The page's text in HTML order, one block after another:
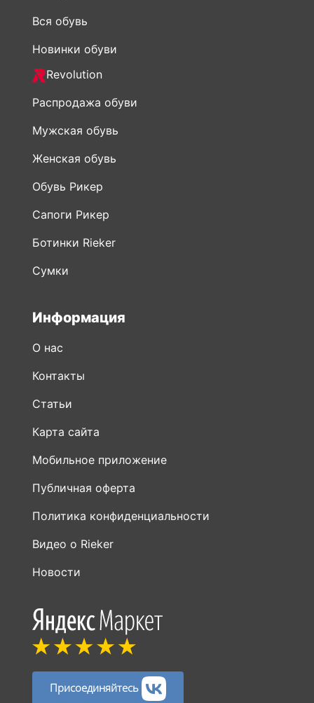
Вся обувь
Новинки обуви
Revolution
Распродажа обуви
Мужская обувь
Женская обувь
Обувь Рикер
Сапоги Рикер
Ботинки Rieker
Сумки
Информация
О нас
Контакты
Статьи
Карта сайта
Мобильное приложение
Публичная оферта
Политика конфиденциальности
Видео о Rieker
Новости
Присоединяйтесь